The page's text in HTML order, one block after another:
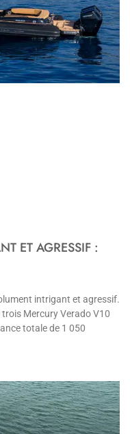
ET AGRESSIF :
intrigant et agressif.
trois Mercury Verado V10
totale de 1 050